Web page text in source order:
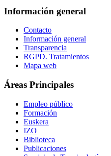
Información general
Contacto
Información general
Transparencia
RGPD. Tratamientos
Mapa web
Áreas Principales
Empleo público
Formación
Euskera
IZO
Biblioteca
Publicaciones